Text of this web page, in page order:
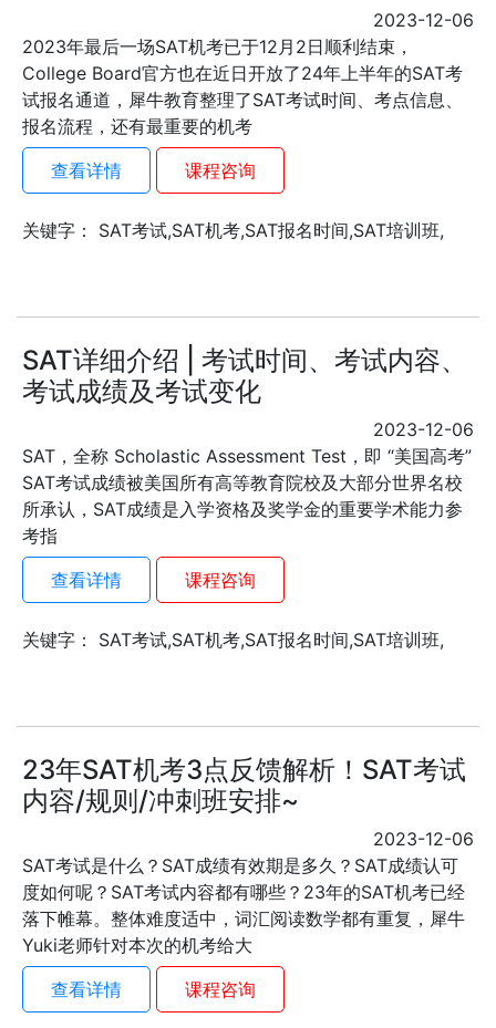
2023-12-06
2023年最后一场SAT机考已于12月2日顺利结束，
College Board官方也在近日开放了24年上半年的SAT考
试报名通道，犀牛教育整理了SAT考试时间、考点信息、
报名流程，还有最重要的机考
查看详情
课程咨询
关键字： SAT考试,SAT机考,SAT报名时间,SAT培训班,
SAT详细介绍 | 考试时间、考试内容、
考试成绩及考试变化
2023-12-06
SAT，全称 Scholastic Assessment Test，即 “美国高考”
SAT考试成绩被美国所有高等教育院校及大部分世界名校
所承认，SAT成绩是入学资格及奖学金的重要学术能力参
考指
查看详情
课程咨询
关键字： SAT考试,SAT机考,SAT报名时间,SAT培训班,
23年SAT机考3点反馈解析！SAT考试
内容/规则/冲刺班安排~
2023-12-06
SAT考试是什么？SAT成绩有效期是多久？SAT成绩认可
度如何呢？SAT考试内容都有哪些？23年的SAT机考已经
落下帷幕。整体难度适中，词汇阅读数学都有重复，犀牛
Yuki老师针对本次的机考给大
查看详情
课程咨询